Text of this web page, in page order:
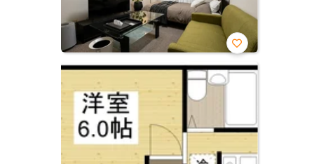
お気
に入
り登